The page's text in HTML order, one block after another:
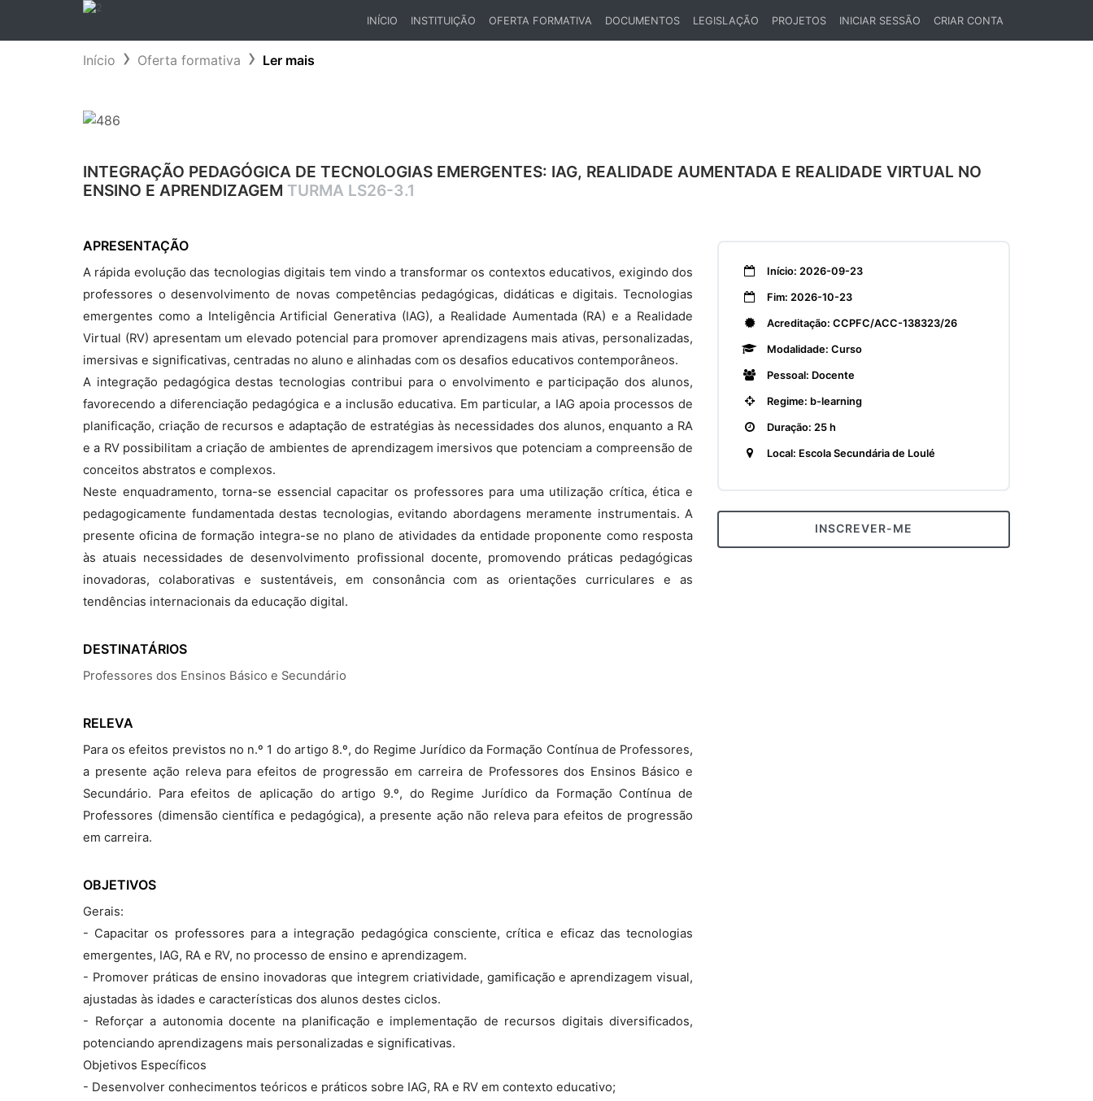
INÍCIO
INSTITUIÇÃO OFERTA FORMATIVA DOCUMENTOS LEGISLAÇÃO PROJETOS INICIAR SESSÃO CRIAR CONTA
Início Oferta formativa Ler mais
INTEGRAÇÃO PEDAGÓGICA DE TECNOLOGIAS EMERGENTES: IAG, REALIDADE AUMENTADA E REALIDADE VIRTUAL NO
ENSINO E APRENDIZAGEM TURMA LS26-3.1
APRESENTAÇÃO
A rápida evolução das tecnologias digitais tem vindo a transformar os contextos educativos, exigindo dos
professores o desenvolvimento de novas competências pedagógicas, didáticas e digitais. Tecnologias
emergentes como a Inteligência Artificial Generativa (IAG), a Realidade Aumentada (RA) e a Realidade
Virtual (RV) apresentam um elevado potencial para promover aprendizagens mais ativas, personalizadas,
imersivas e significativas, centradas no aluno e alinhadas com os desafios educativos contemporâneos.
A integração pedagógica destas tecnologias contribui para o envolvimento e participação dos alunos,
favorecendo a diferenciação pedagógica e a inclusão educativa. Em particular, a IAG apoia processos de
planificação, criação de recursos e adaptação de estratégias às necessidades dos alunos, enquanto a RA
e a RV possibilitam a criação de ambientes de aprendizagem imersivos que potenciam a compreensão de
conceitos abstratos e complexos.
Neste enquadramento, torna-se essencial capacitar os professores para uma utilização crítica, ética e
pedagogicamente fundamentada destas tecnologias, evitando abordagens meramente instrumentais. A
presente oficina de formação integra-se no plano de atividades da entidade proponente como resposta
às atuais necessidades de desenvolvimento profissional docente, promovendo práticas pedagógicas
inovadoras, colaborativas e sustentáveis, em consonância com as orientações curriculares e as
tendências internacionais da educação digital.
DESTINATÁRIOS
Professores dos Ensinos Básico e Secundário
RELEVA
Para os efeitos previstos no n.º 1 do artigo 8.º, do Regime Jurídico da Formação Contínua de Professores,
a presente ação releva para efeitos de progressão em carreira de Professores dos Ensinos Básico e
Secundário. Para efeitos de aplicação do artigo 9.º, do Regime Jurídico da Formação Contínua de
Professores (dimensão científica e pedagógica), a presente ação não releva para efeitos de progressão
em carreira.
OBJETIVOS
Gerais:
- Capacitar os professores para a integração pedagógica consciente, crítica e eficaz das tecnologias
emergentes, IAG, RA e RV, no processo de ensino e aprendizagem.
- Promover práticas de ensino inovadoras que integrem criatividade, gamificação e aprendizagem visual,
ajustadas às idades e características dos alunos destes ciclos.
- Reforçar a autonomia docente na planificação e implementação de recursos digitais diversificados,
potenciando aprendizagens mais personalizadas e significativas.
Objetivos Específicos
- Desenvolver conhecimentos teóricos e práticos sobre IAG, RA e RV em contexto educativo;
Início: 2026-09-23
Fim: 2026-10-23
Acreditação: CCPFC/ACC-138323/26
Modalidade: Curso
Pessoal: Docente
Regime: b-learning
Duração: 25 h
Local: Escola Secundária de Loulé
INSCREVER-ME